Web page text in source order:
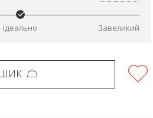
Ідеально Завеликий